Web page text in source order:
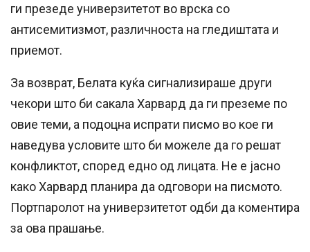
ги презеде универзитетот во врска со
антисемитизмот, различноста на гледиштата и
приемот.
За возврат, Белата куќа сигнализираше други
чекори што би сакала Харвард да ги преземе по
овие теми, а подоцна испрати писмо во кое ги
наведува условите што би можеле да го решат
конфликтот, според едно од лицата. Не е јасно
како Харвард планира да одговори на писмото.
Портпаролот на универзитетот одби да коментира
за ова прашање.